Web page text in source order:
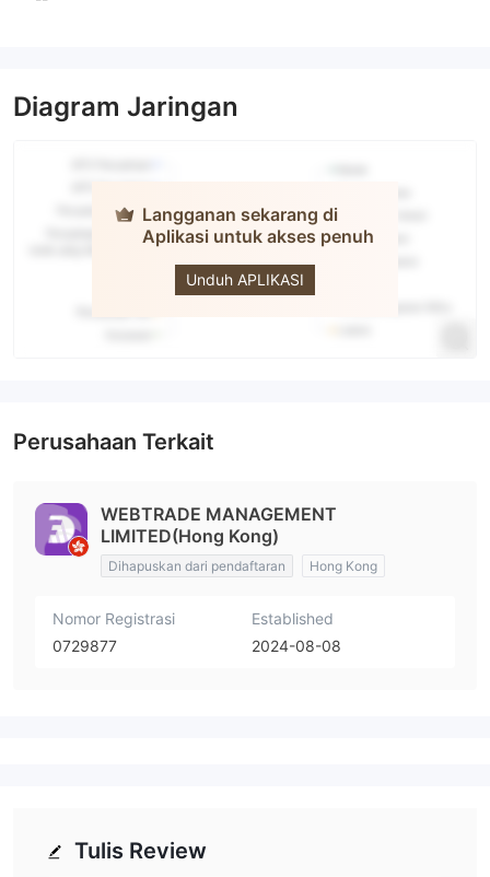
Diagram Jaringan
Langganan sekarang di
Aplikasi untuk akses penuh
Unduh APLIKASI
FinaDexa
Perusahaan Terkait
WEBTRADE MANAGEMENT
LIMITED(Hong Kong)
Dihapuskan dari pendaftaran Hong Kong
Nomor Registrasi
0729877
Established
2024-08-08
Tulis Review